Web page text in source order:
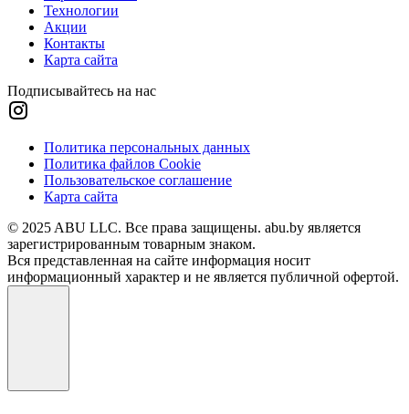
Технологии
Акции
Контакты
Карта сайта
Подписывайтесь на нас
Политика персональных данных
Политика файлов Cookie
Пользовательское соглашение
Карта сайта
© 2025 ABU LLC. Все права защищены. abu.by является
зарегистрированным товарным знаком.
Вся представленная на сайте информация носит
информационный характер и не является публичной офертой.